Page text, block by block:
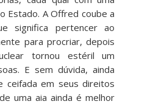
Estado. A Offred coube a
significa pertencer ao
para procriar, depois
tornou estéril um
E sem dúvida, ainda
ceifada em seus direitos
uma aia ainda é melhor